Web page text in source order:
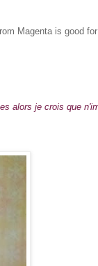
Magenta is good
alors je crois que